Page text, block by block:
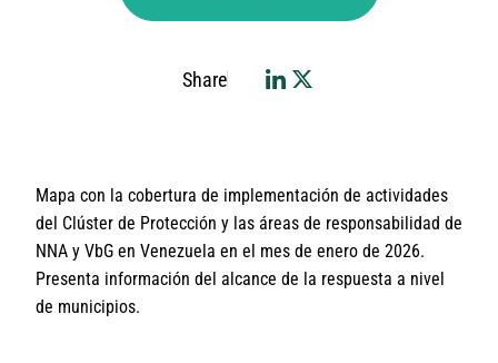
Share
Mapa con la cobertura de implementación de actividades
del Clúster de Protección y las áreas de responsabilidad de
NNA y VbG en Venezuela en el mes de enero de 2026.
Presenta información del alcance de la respuesta a nivel
de municipios.